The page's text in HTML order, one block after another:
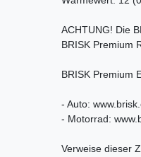
ACHTUNG! Die
BRISK Premium
BRISK Premium
- Auto:
- Motorrad:
Verweise dieser